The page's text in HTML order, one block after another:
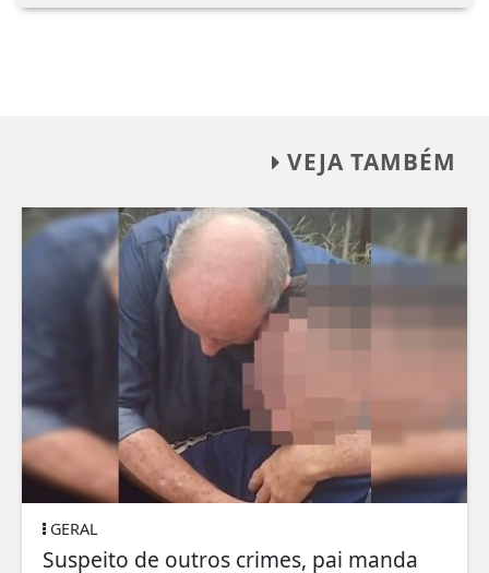
VEJA TAMBÉM
GERAL
Suspeito de outros crimes, pai manda